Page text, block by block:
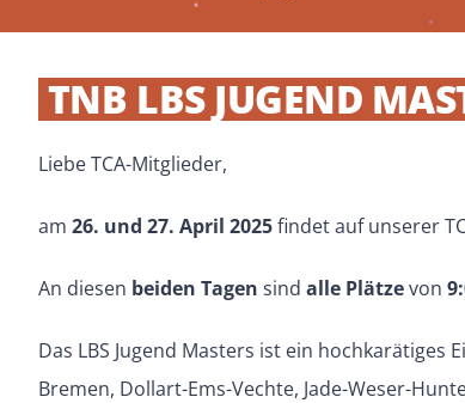
TNB LBS JUGEND
Liebe TCA-Mitglieder,
am 26. und 27. April 2025findet auf unserer
An diesen beiden Tagen sind alle Plätzevon
Das LBS Jugend Masters ist ein
Bremen, Dollart-Ems-Vechte, Jade-Weser-